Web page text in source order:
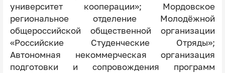
университет кооперации»; Мордовское
региональное отделение Молодёжной
общероссийской общественной организации
«Российские Студенческие Отряды»;
Автономная некоммерческая организация
подготовки и сопровождения программ